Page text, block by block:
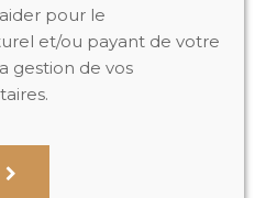
pour le
et/ou payant de votre
gestion de vos